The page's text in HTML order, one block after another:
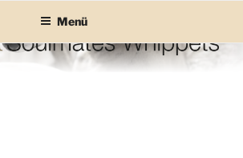
fürs Leben! Bilder, Geschichten und
Menü